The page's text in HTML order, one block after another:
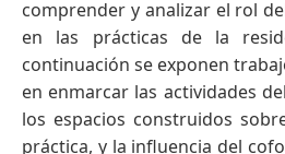
comprender y analizar el rol
en las prácticas de la
continuación se exponen
en enmarcar las actividades
los espacios construidos
práctica, y la influencia del